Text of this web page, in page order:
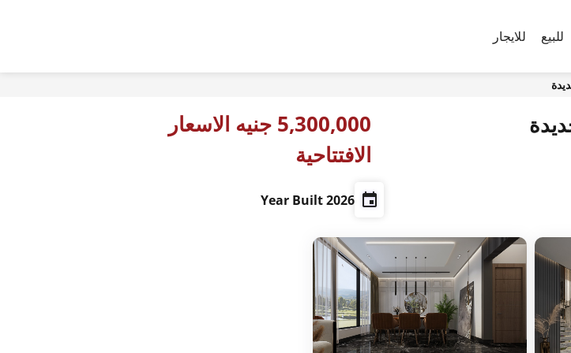
للبيع للايجار
5,300,000 جنيه الاسعار
الافتتاحية
2026 Year Built